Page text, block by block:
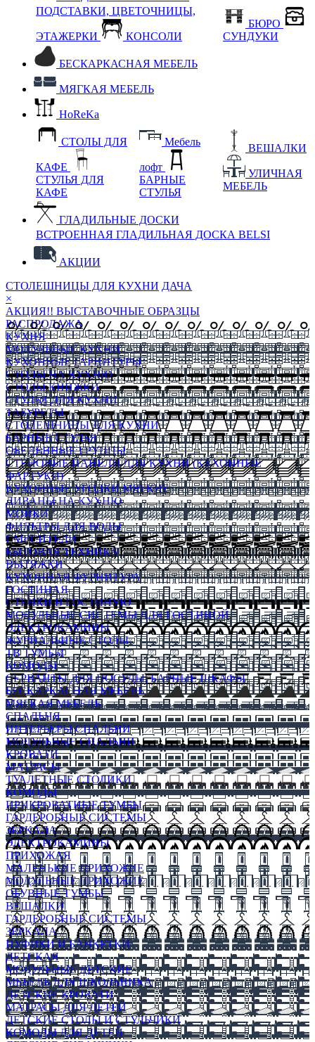
ПОДСТАВКИ, ЦВЕТОЧНИЦЫ,
ЭТАЖЕРКИ КОНСОЛИ
БЮРО
СУНДУКИ
БЕСКАРКАСНАЯ МЕБЕЛЬ
МЯГКАЯ МЕБЕЛЬ
HoReKa
СТОЛЫ ДЛЯ
КАФЕ
СТУЛЬЯ ДЛЯ
КАФЕ
Мебель
лофт
БАРНЫЕ
СТУЛЬЯ
ВЕШАЛКИ
УЛИЧНАЯ
МЕБЕЛЬ
ГЛАДИЛЬНЫЕ ДОСКИ
ВСТРОЕННАЯ ГЛАДИЛЬНАЯ ДОСКА BELSI
АКЦИИ
СТОЛЕШНИЦЫ ДЛЯ КУХНИ ДАЧА
×
АКЦИЯ!! ВЫСТАВОЧНЫЕ ОБРАЗЦЫ
РАСПРОДАЖА
КУХНЯ
МОДУЛЬНЫЕ КУХНИ
КУХОННЫЕ ГАРНИТУРЫ
СТОЛЫ НА КУХНЮ
СТОЛЫ КНИЖКИ
СТУЛЬЯ ДЛЯ КУХНИ
ТАБУРЕТЫ
СТОЛЕШНИЦЫ ДЛЯ КУХНИ
БАРНЫЕ СТУЛЬЯ
ОБЕДЕННЫЕ ГРУППЫ
СТЕНОВЫЕ ПАНЕЛИ ДЛЯ КУХНИ (КУХОННЫЕ
ФАРТУКИ)
КУХОННЫЕ УГОЛКИ МЯГКИЕ
ДИВАНЫ НА КУХНЮ
МОЙКИ
ФИЛЬТРЫ ДЛЯ ВОДЫ
СМЕСИТЕЛИ
БЫТОВАЯ ТЕХНИКА
ВЫТЯЖКИ
КУХОННАЯ ФУРНИТУРА
ГОСТИНАЯ
СТЕНКИ В ГОСТИНУЮ
МОДУЛЬНЫЕ СИСТЕМЫ ДЛЯ ГОСТИНОЙ
ЭЛЕКТРОКАМИНЫ
ЖУРНАЛЬНЫЕ СТОЛЫ
ТВ ТУМБЫ
КОМОДЫ
СЕРВАНТЫ ДЛЯ ПОСУДЫ, БАРНЫЕ ШКАФЫ
БЕСКАРКАСНАЯ МЕБЕЛЬ
МЯГКАЯ МЕБЕЛЬ
СПАЛЬНЯ
ИНТЕРЬЕРЫ СПАЛЬНИ
МОДУЛЬНЫЕ СПАЛЬНИ
КРОВАТИ
МАТРАСЫ
ТУАЛЕТНЫЕ СТОЛИКИ
КОМОДЫ
ПРИКРОВАТНЫЕ ТУМБЫ
ГАРДЕРОБНЫЕ СИСТЕМЫ
ЗЕРКАЛА
ЭЛЕКТРОКАМИНЫ
ПРИХОЖАЯ
МАЛЕНЬКИЕ ПРИХОЖИЕ
МОДУЛЬНЫЕ ПРИХОЖИЕ
ОБУВНЫЕ ТУМБЫ
ВЕШАЛКИ
ГАРДЕРОБНЫЕ СИСТЕМЫ
ЗЕРКАЛА
ПУФИКИ И БАНКЕТКИ
ДЕТСКАЯ
МОДУЛЬНЫЕ ДЕТСКИЕ
МЕБЕЛЬ ДЛЯ ШКОЛЬНИКА
ДЕТСКИЕ КРОВАТИ
МАТРАСЫ ДЛЯ ДЕТЕЙ
ДЕТСКИЕ СТОЛЫ И СТУЛЬЧИКИ
КОМОДЫ ДЛЯ ДЕТЕЙ